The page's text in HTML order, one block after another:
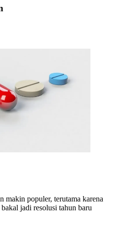
makin populer, terutama karena
jadi resolusi tahun baru